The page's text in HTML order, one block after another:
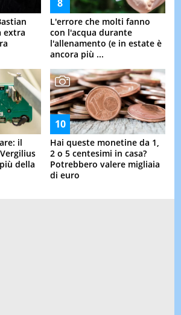
extra
L'errore che molti fanno
con l'acqua durante
l'allenamento (e in estate è
ancora più ...
il
della
Hai queste monetine da 1,
2 o 5 centesimi in casa?
Potrebbero valere migliaia
di euro